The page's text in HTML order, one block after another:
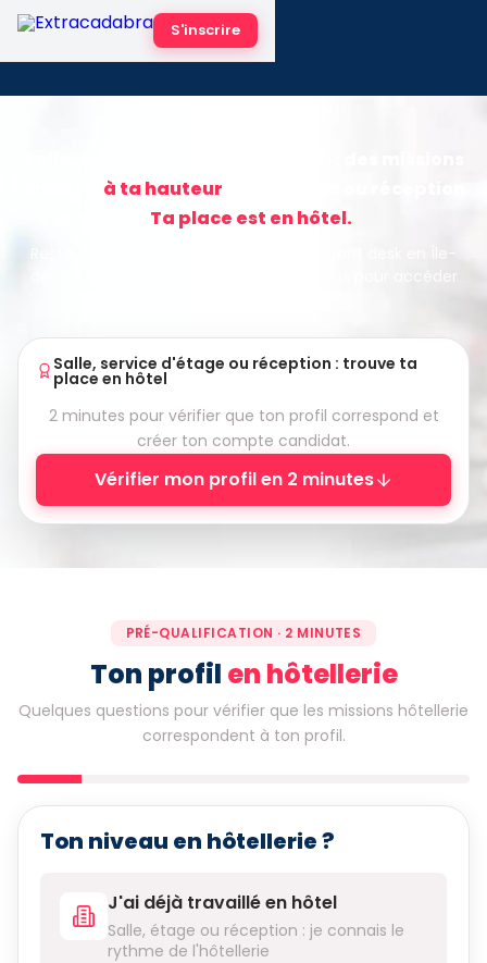
S'inscrire
à ta hauteur
Ta place est en hôtel.
Restaurants d'hôtels, housekeeping et front desk en Île-
Salle, service d'étage ou réception : trouve ta
place en hôtel
2 minutes pour vérifier que ton profil correspond et
créer ton compte candidat.
Vérifier mon profil en 2 minutes
PRÉ-QUALIFICATION · 2 MINUTES
Ton profil en hôtellerie
Quelques questions pour vérifier que les missions hôtellerie
correspondent à ton profil.
Ton niveau en hôtellerie ?
J'ai déjà travaillé en hôtel
Salle, étage ou réception : je connais le
rythme de l'hôtellerie